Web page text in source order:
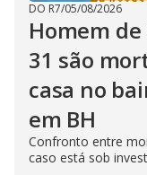
DO R7/05/08/2026
Homem
31 são
casa no
em BH
Confronto entre
caso está sob